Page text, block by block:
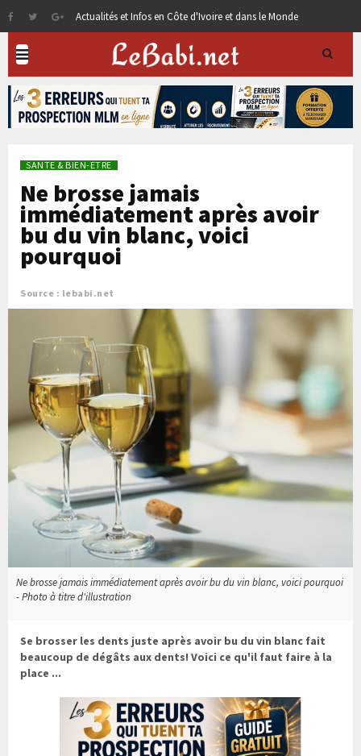
Actualités et Infos en Côte d'Ivoire et dans le Monde
SANTE & BIEN-ETRE
Ne brosse jamais
immédiatement après avoir
bu du vin blanc, voici
pourquoi
Source : lebabi.net
Ne brosse jamais immédiatement après avoir bu du vin blanc, voici pourquoi
- Photo à titre d'illustration
Se brosser les dents juste après avoir bu du vin blanc fait
beaucoup de dégâts aux dents! Voici ce qu'il faut faire à la
place ...